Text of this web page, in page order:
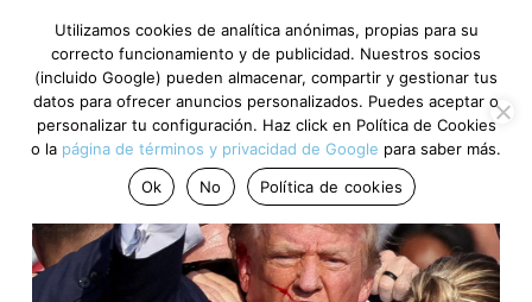
Utilizamos cookies de analítica anónimas, propias para su
correcto funcionamiento y de publicidad. Nuestros socios
(incluido Google) pueden almacenar, compartir y gestionar tus
datos para ofrecer anuncios personalizados. Puedes aceptar o
personalizar tu configuración. Haz click en Política de Cookies
o la página de términos y privacidad de Google para saber más.
Ok
No Política de cookies